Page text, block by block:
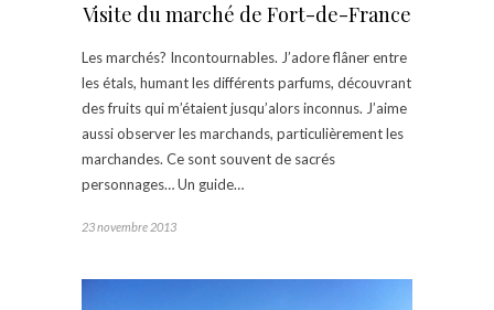
Visite du marché de Fort-de-France
Les marchés? Incontournables. J’adore flâner entre
les étals, humant les différents parfums, découvrant
des fruits qui m’étaient jusqu’alors inconnus. J’aime
aussi observer les marchands, particulièrement les
marchandes. Ce sont souvent de sacrés
personnages… Un guide…
23 novembre 2013